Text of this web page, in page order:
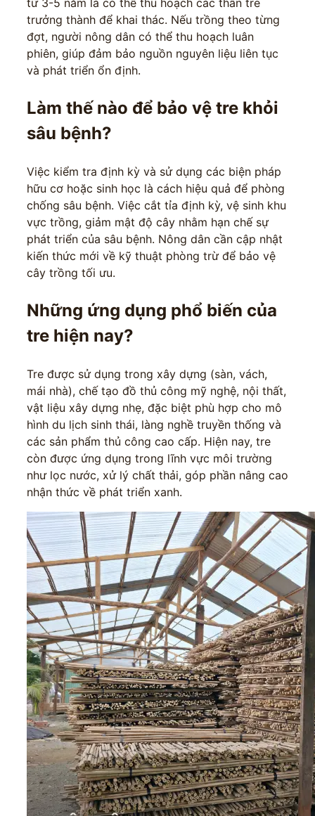
từ 3-5 năm là có thể thu hoạch các thân tre
trưởng thành để khai thác. Nếu trồng theo từng
đợt, người nông dân có thể thu hoạch luân
phiên, giúp đảm bảo nguồn nguyên liệu liên tục
và phát triển ổn định.
Làm thế nào để bảo vệ tre khỏi
sâu bệnh?
Việc kiểm tra định kỳ và sử dụng các biện pháp
hữu cơ hoặc sinh học là cách hiệu quả để phòng
chống sâu bệnh. Việc cắt tỉa định kỳ, vệ sinh khu
vực trồng, giảm mật độ cây nhằm hạn chế sự
phát triển của sâu bệnh. Nông dân cần cập nhật
kiến thức mới về kỹ thuật phòng trừ để bảo vệ
cây trồng tối ưu.
Những ứng dụng phổ biến của
tre hiện nay?
Tre được sử dụng trong xây dựng (sàn, vách,
mái nhà), chế tạo đồ thủ công mỹ nghệ, nội thất,
vật liệu xây dựng nhẹ, đặc biệt phù hợp cho mô
hình du lịch sinh thái, làng nghề truyền thống và
các sản phẩm thủ công cao cấp. Hiện nay, tre
còn được ứng dụng trong lĩnh vực môi trường
như lọc nước, xử lý chất thải, góp phần nâng cao
nhận thức về phát triển xanh.